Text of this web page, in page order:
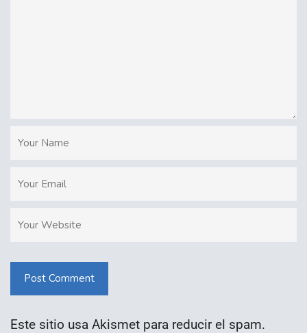
Post Comment
Este sitio usa Akismet para reducir el spam.